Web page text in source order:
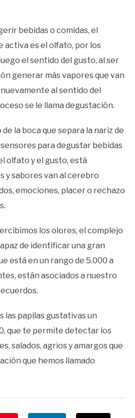
bebidas o comidas, el
activa es el olfato, por los
el sentido del gusto, al ser
generar más vapores que van
al sentido del
se le llama degustación.
la boca que separa la nariz de
sensores para degustar bebidas
olfato y el gusto, está
y sabores van al cerebro
emociones, placer o rechazo
los olores, el complejo
de identificar una gran
está en un rango de 5.000 a
están asociados a nuestro
las papilas gustativas un
que te permite detectar los
salados, agrios y amargos que
que hemos llamado